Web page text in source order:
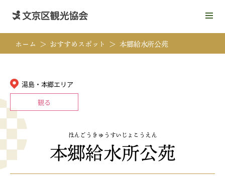
メ
ュ
を
ホーム おすすめスポット 本郷給水所公苑
湯島・本郷エリア
観る
ほんごうきゅうすいじょこうえん
本郷給水所公苑